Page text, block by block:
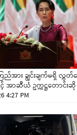
ည်အား ချွင်းချက်မရှိ လွှတ်ပ
နှင့် အာဆီယံ ဥက္ကဋ္ဌတောင်းဆို
4:27 PM